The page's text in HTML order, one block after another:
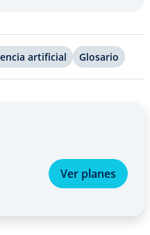
ar­ti­fi­cial Glosario
Ver planes